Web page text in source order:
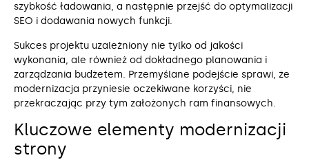
szybkość ładowania, a następnie przejść do optymalizacji
SEO i dodawania nowych funkcji.
Sukces projektu uzależniony nie tylko od jakości
wykonania, ale również od dokładnego planowania i
zarządzania budżetem. Przemyślane podejście sprawi, że
modernizacja przyniesie oczekiwane korzyści, nie
przekraczając przy tym założonych ram finansowych.
Kluczowe elementy modernizacji
strony